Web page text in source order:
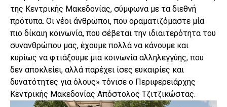
της Κεντρικής Μακεδονίας, σύμφωνα με τα διεθνή
πρότυπα. Οι νέοι άνθρωποι, που οραματιζόμαστε μία
πιο δίκαιη κοινωνία, που σέβεται την ιδιαιτερότητα του
συνανθρώπου μας, έχουμε πολλά να κάνουμε και
κυρίως να φτιάξουμε μια κοινωνία αλληλεγγύης, που
δεν αποκλείει, αλλά παρέχει ίσες ευκαιρίες και
δυνατότητες για όλους» τόνισε ο Περιφερειάρχης
Κεντρικής Μακεδονίας Απόστολος Τζιτζικώστας.